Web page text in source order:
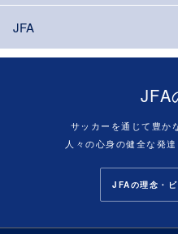
JFA
JFA
サッカーを通じて豊か
人々の心身の健全な発
JFAの理念・